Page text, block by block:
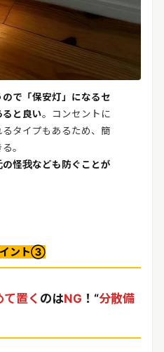
で「保安灯」になるセ
と良い。コンセントに
タイプもあるため、簡
。
怪我なども防ぐことが
イント③
て置く のはNG ！“分散備